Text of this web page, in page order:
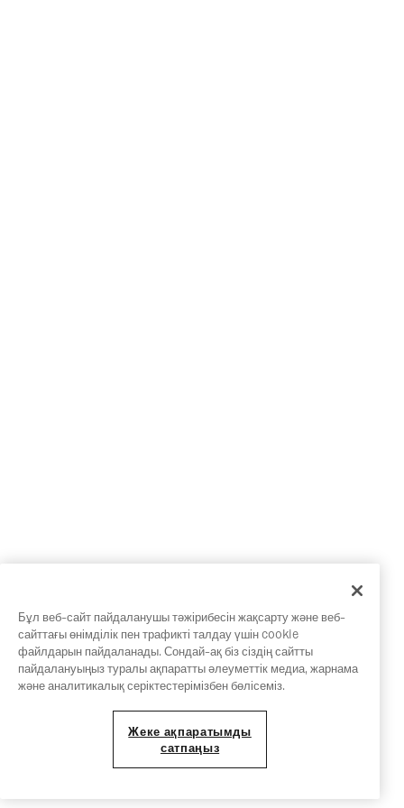
Бұл веб-сайт пайдаланушы тәжірибесін жақсарту және веб-
сайттағы өнімділік пен трафикті талдау үшін cookie
файлдарын пайдаланады. Сондай-ақ біз сіздің сайтты
пайдалануыңыз туралы ақпаратты әлеуметтік медиа, жарнама
және аналитикалық серіктестерімізбен бөлісеміз.
Жеке ақпаратымды
сатпаңыз